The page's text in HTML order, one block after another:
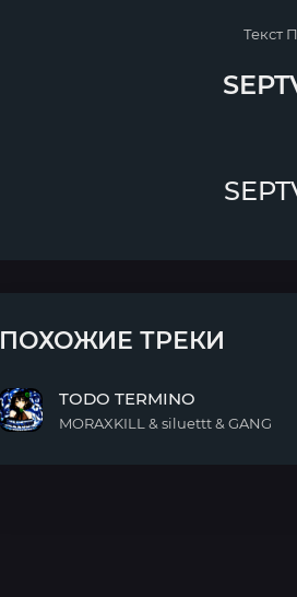
Текст
ПОХОЖИЕ ТРЕКИ
TODO TERMINO
MORAXKILL & siluettt & GANG